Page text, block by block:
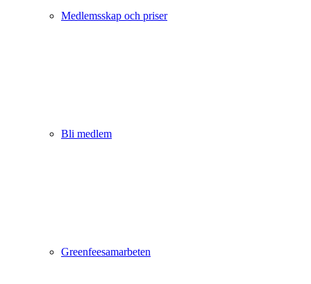
Medlemsskap och priser
Bli medlem
Greenfeesamarbeten